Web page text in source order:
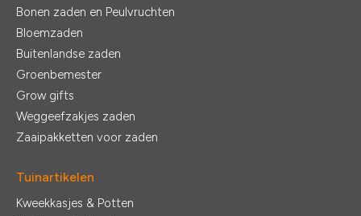
Bonen zaden en Peulvruchten
Bloemzaden
Buitenlandse zaden
Groenbemester
Grow gifts
Weggeefzakjes zaden
Zaaipakketten voor zaden
Tuinartikelen
Kweekkasjes & Potten